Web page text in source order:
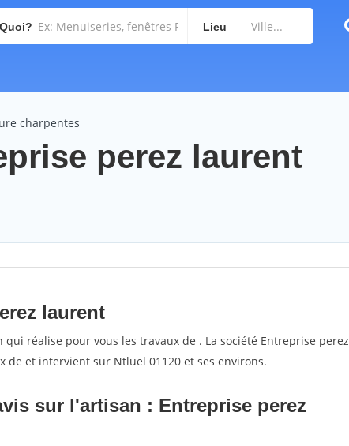
Quoi? Lieu
charpentes
perez laurent
laurent
réalise pour vous les travaux de . La société Entreprise perez
de et intervient sur Ntluel 01120 et ses environs.
sur l'artisan : Entreprise perez